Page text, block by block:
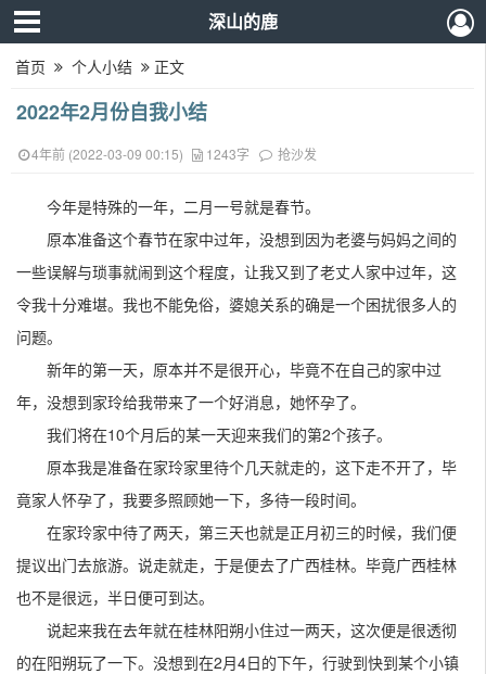
深山的鹿
首页 个人小结 正文
2022年2月份自我小结
4年前 (2022-03-09 00:15) 1243字 抢沙发
今年是特殊的一年，二月一号就是春节。
原本准备这个春节在家中过年，没想到因为老婆与妈妈之间的
一些误解与琐事就闹到这个程度，让我又到了老丈人家中过年，这
令我十分难堪。我也不能免俗，婆媳关系的确是一个困扰很多人的
问题。
新年的第一天，原本并不是很开心，毕竟不在自己的家中过
年，没想到家玲给我带来了一个好消息，她怀孕了。
我们将在10个月后的某一天迎来我们的第2个孩子。
原本我是准备在家玲家里待个几天就走的，这下走不开了，毕
竟家人怀孕了，我要多照顾她一下，多待一段时间。
在家玲家中待了两天，第三天也就是正月初三的时候，我们便
提议出门去旅游。说走就走，于是便去了广西桂林。毕竟广西桂林
也不是很远，半日便可到达。
说起来我在去年就在桂林阳朔小住过一两天，这次便是很透彻
的在阳朔玩了一下。没想到在2月4日的下午，行驶到快到某个小镇